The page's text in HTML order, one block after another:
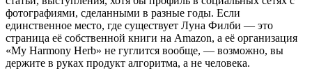
фотографиями, сделанными в разные годы. Если
единственное место, где существует Луна Филби — это
страница её собственной книги на Amazon, а её организация
«My Harmony Herb» не гуглится вообще, — возможно, вы
держите в руках продукт алгоритма, а не человека.